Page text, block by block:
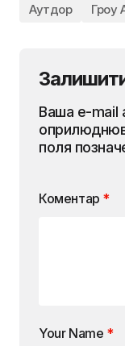
Аутдор Гроу
Ваша e-mail
поля
Коментар *
Your Name *